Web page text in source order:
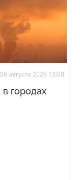
06 августа 2026 13:00
в городах